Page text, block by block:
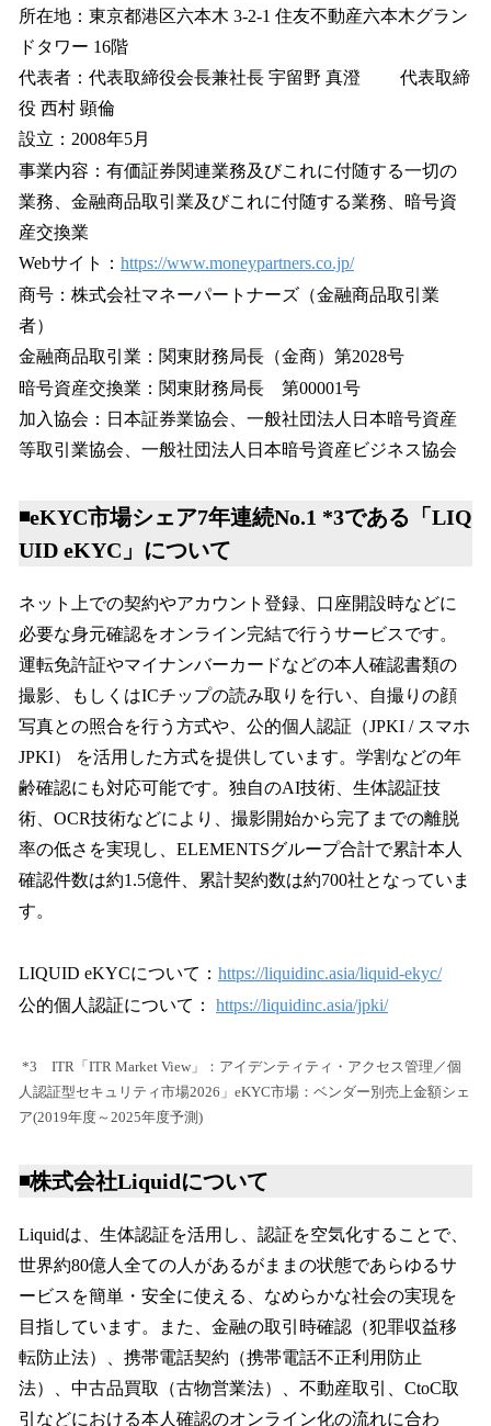
所在地：東京都港区六本木 3-2-1 住友不動産六本木グラン
ドタワー 16階
代表者：代表取締役会長兼社長 宇留野 真澄 代表取締
役 西村 顕倫
設立：2008年5月
事業内容：有価証券関連業務及びこれに付随する一切の
業務、金融商品取引業及びこれに付随する業務、暗号資
産交換業
Webサイト： https://www.moneypartners.co.jp/
商号：株式会社マネーパートナーズ（金融商品取引業
者）
金融商品取引業：関東財務局長（金商）第2028号
暗号資産交換業：関東財務局長 第00001号
加入協会：日本証券業協会、一般社団法人日本暗号資産
等取引業協会、一般社団法人日本暗号資産ビジネス協会
◾️eKYC市場シェア7年連続No.1 *3である「LIQ
UID eKYC」について
ネット上での契約やアカウント登録、口座開設時などに
必要な身元確認をオンライン完結で行うサービスです。
運転免許証やマイナンバーカードなどの本人確認書類の
撮影、もしくはICチップの読み取りを行い、自撮りの顔
写真との照合を行う方式や、公的個人認証（JPKI / スマホ
JPKI） を活用した方式を提供しています。学割などの年
齢確認にも対応可能です。独自のAI技術、生体認証技
術、OCR技術などにより、撮影開始から完了までの離脱
率の低さを実現し、ELEMENTSグループ合計で累計本人
確認件数は約1.5億件、累計契約数は約700社となっていま
す。
LIQUID eKYCについて： https://liquidinc.asia/liquid-ekyc/
公的個人認証について： https://liquidinc.asia/jpki/
*3 ITR「ITR Market View」：アイデンティティ・アクセス管理／個
人認証型セキュリティ市場2026」eKYC市場：ベンダー別売上金額シェ
ア(2019年度～2025年度予測)
◾️株式会社Liquidについて
Liquidは、生体認証を活用し、認証を空気化することで、
世界約80億人全ての人があるがままの状態であらゆるサ
ービスを簡単・安全に使える、なめらかな社会の実現を
目指しています。また、金融の取引時確認（犯罪収益移
転防止法）、携帯電話契約（携帯電話不正利用防止
法）、中古品買取（古物営業法）、不動産取引、CtoC取
引などにおける本人確認のオンライン化の流れに合わ